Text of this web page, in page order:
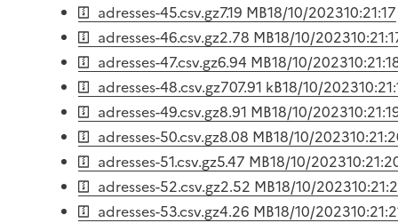
adresses-45.csv.gz7.19 MB18/10/202310:21:17
adresses-46.csv.gz2.78 MB18/10/2023
adresses-47.csv.gz6.94 MB18/10/2023
adresses-48.csv.gz707.91 kB18/10/2023
adresses-49.csv.gz8.91 MB18/10/2023
adresses-50.csv.gz8.08 MB18/10/2023
adresses-51.csv.gz5.47 MB18/10/2023
adresses-52.csv.gz2.52 MB18/10/2023
adresses-53.csv.gz4.26 MB18/10/2023